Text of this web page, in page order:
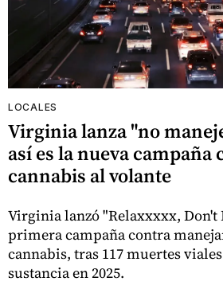
LOCALES
Virginia lanza "no
así es la nueva campaña
cannabis al volante
Virginia lanzó "Relaxxxxx, Don't
primera campaña contra
cannabis, tras 117 muertes
sustancia en 2025.